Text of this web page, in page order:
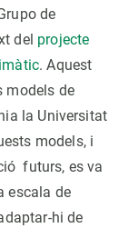
de
del projecte
. Aquest
models de
la Universitat
models, i
futurs, es va
escala de
hi de